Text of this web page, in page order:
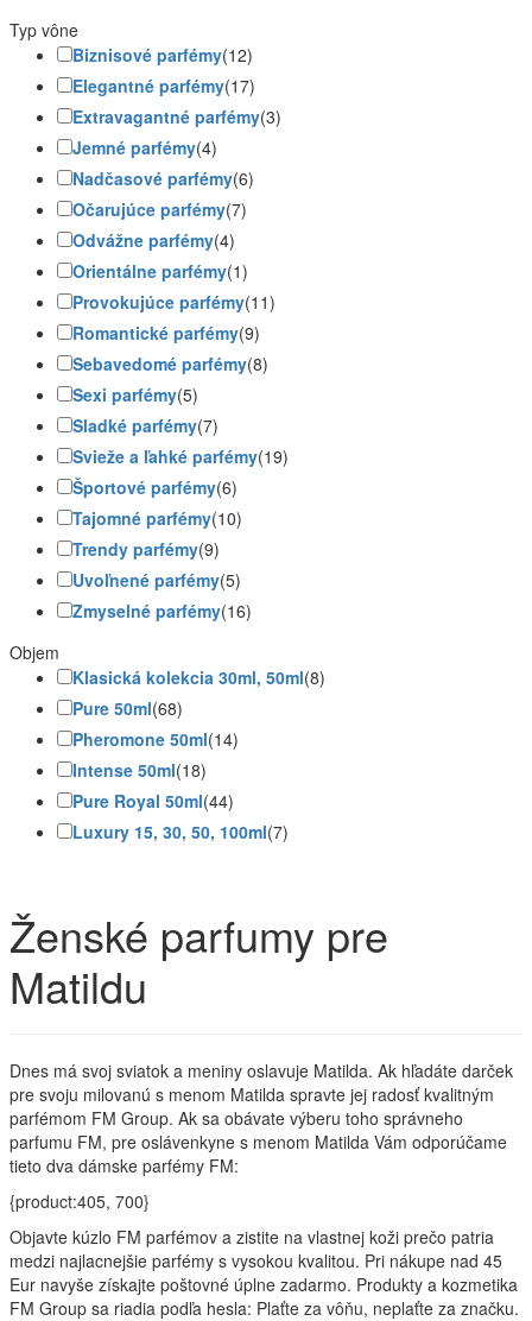
Typ vône
Biznisové parfémy(12)
Elegantné parfémy(17)
Extravagantné parfémy(3)
Jemné parfémy(4)
Nadčasové parfémy(6)
Očarujúce parfémy(7)
Odvážne parfémy(4)
Orientálne parfémy(1)
Provokujúce parfémy(11)
Romantické parfémy(9)
Sebavedomé parfémy(8)
Sexi parfémy(5)
Sladké parfémy(7)
Svieže a ľahké parfémy(19)
Športové parfémy(6)
Tajomné parfémy(10)
Trendy parfémy(9)
Uvoľnené parfémy(5)
Zmyselné parfémy(16)
Objem
Klasická kolekcia 30ml, 50ml(8)
Pure 50ml(68)
Pheromone 50ml(14)
Intense 50ml(18)
Pure Royal 50ml(44)
Luxury 15, 30, 50, 100ml(7)
Ženské parfumy pre
Matildu
Dnes má svoj sviatok a meniny oslavuje Matilda. Ak hľadáte darček
pre svoju milovanú s menom Matilda spravte jej radosť kvalitným
parfémom FM Group. Ak sa obávate výberu toho správneho
parfumu FM, pre oslávenkyne s menom Matilda Vám odporúčame
tieto dva dámske parfémy FM:
{product:405, 700}
Objavte kúzlo FM parfémov a zistite na vlastnej koži prečo patria
medzi najlacnejšie parfémy s vysokou kvalitou. Pri nákupe nad 45
Eur navyše získajte poštovné úplne zadarmo. Produkty a kozmetika
FM Group sa riadia podľa hesla: Plaťte za vôňu, neplaťte za značku.